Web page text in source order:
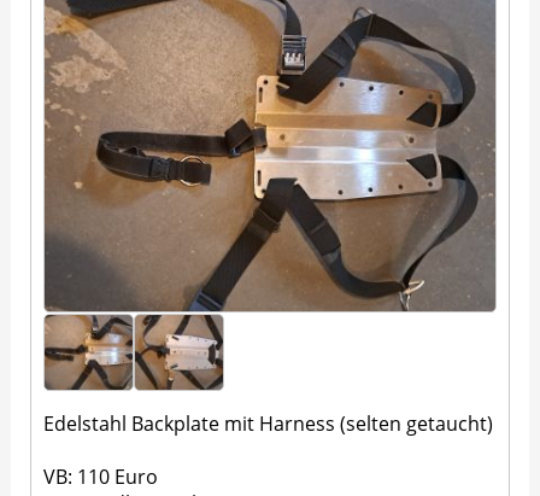
Edelstahl Backplate mit Harness (selten getaucht)
VB: 110 Euro